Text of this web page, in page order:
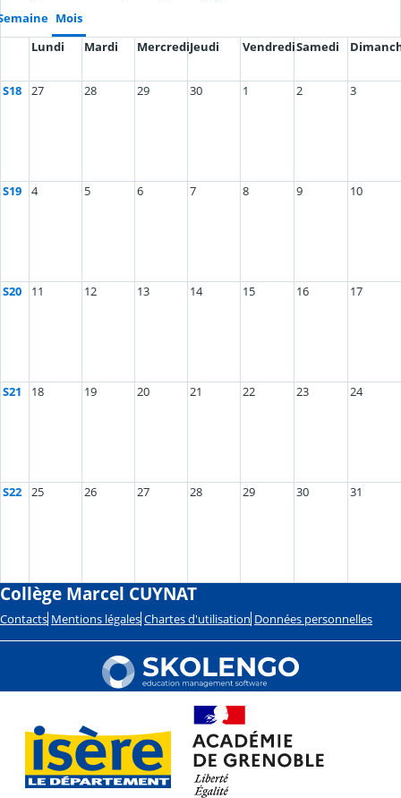
Mois
Lundi
Mardi MercrediJeudi VendrediSamedi
S18 27 28 29 30 1 2 3
S19 4 5 6 7 8 9 10
S20 11 12 13 14 15 16 17
S21 18 19 20 21 22 23 24
S22 25 26 27 28 29 30 31
Collège Marcel CUYNAT
Contacts Mentions légales Chartes d'utilisation Données personnelles